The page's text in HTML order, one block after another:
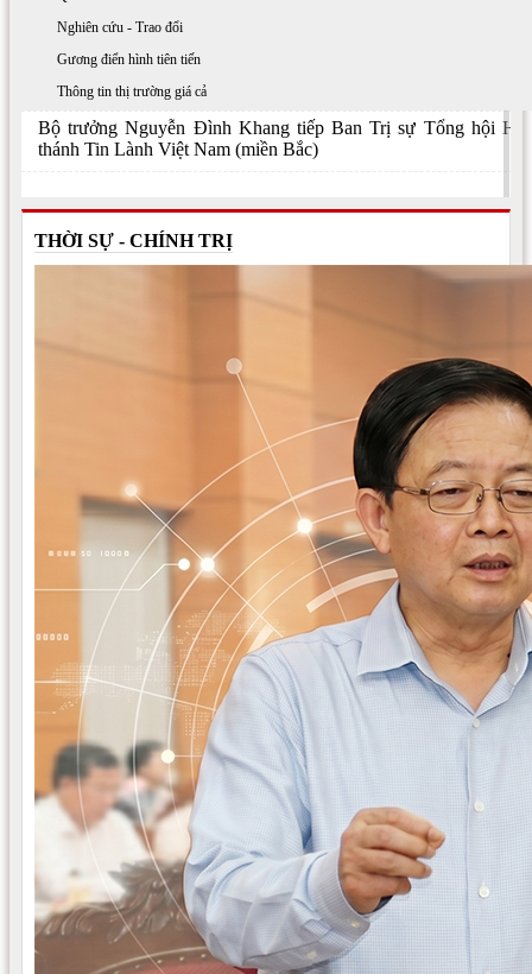
Nghiên cứu - Trao đổi
Gương điển hình tiên tiến
Thông tin thị trường giá cả
Nhân dân và quyền tự do tín ngưỡng, tôn giáo”
Hội thảo lấy ý kiến các ban, bộ, ngành góp ý vào hồ sơ dự
thảo nghị định quy định chi tiết một số điều và biện pháp tổ
chức, hướng dẫn thi hành Luật Tín ngưỡng, tôn giáo
Bộ trưởng Nguyễn Đình Khang tiếp Ban Trị sự Tổng hội Hội
thánh Tin Lành Việt Nam (miền Bắc)
THỜI SỰ - CHÍNH TRỊ